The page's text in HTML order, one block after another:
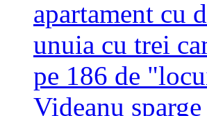
apartament cu
unuia cu trei
pe 186 de
Videanu